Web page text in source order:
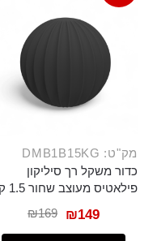
מק"ט: DMB1B15KG
כדור משקל רך סיליקון
פילאטיס מעוצב שחור 1.5 קג
₪169 ₪149